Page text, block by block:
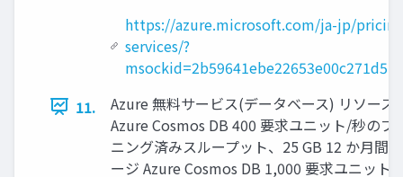
https://azure.microsoft.com/ja-jp/
services/?
11.
Azure 無料サービス(データベース) リソース
Azure Cosmos DB 400 要求ユニット/秒のプ
ニング済みスループット、25 GB 12 か月間
ージ Azure Cosmos DB 1,000 要求ユニット/